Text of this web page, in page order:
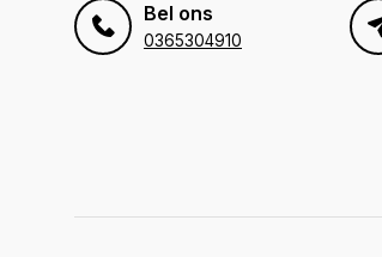
Bel ons
0365304910